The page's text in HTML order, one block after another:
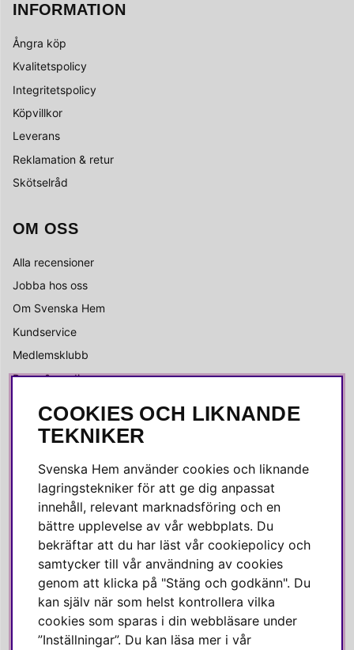
INFORMATION
Ångra köp
Kvalitetspolicy
Integritetspolicy
Köpvillkor
Leverans
Reklamation & retur
Skötselråd
OM OSS
Alla recensioner
Jobba hos oss
Om Svenska Hem
Kundservice
Medlemsklubb
Press & media
SOCIALA MEDIER
Instagram
Linkedin
Pinterest
SVENSKA HEM
Varmt välkommen till Svenska Hem!
COOKIES OCH LIKNANDE
TEKNIKER
Svenska Hem använder cookies och liknande
lagringstekniker för att ge dig anpassat
innehåll, relevant marknadsföring och en
bättre upplevelse av vår webbplats. Du
bekräftar att du har läst vår cookiepolicy och
samtycker till vår användning av cookies
genom att klicka på "Stäng och godkänn". Du
kan själv när som helst kontrollera vilka
cookies som sparas i din webbläsare under
”Inställningar”. Du kan läsa mer i vår